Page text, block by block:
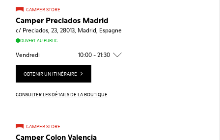
CAMPER STORE
Camper Preciados Madrid
c/ Preciados, 23, 28013, Madrid, Espagne
OUVERT AU PUBLIC
Vendredi 10:00 - 21:30
OBTENIR UN ITINÉRAIRE
CONSULTER LES DÉTAILS DE LA BOUTIQUE
CAMPER STORE
Camper Colon Valencia